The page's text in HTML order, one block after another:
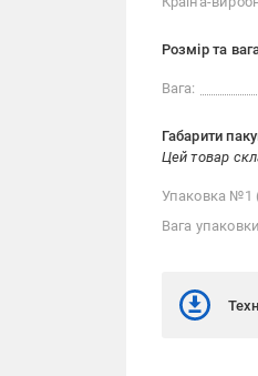
Розмір та
Вага:
Габарити
Цей товар
Упаковка №1
Вага